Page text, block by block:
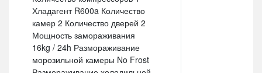
Хладагент R600a Количество
камер 2 Количество дверей 2
Мощность замораживания
16kg / 24h Размораживание
морозильной камеры No Frost